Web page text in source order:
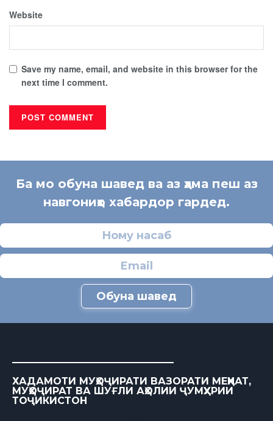
Website
Save my name, email, and website in this browser for the
next time I comment.
Ба мо обуна шавед ва аз ҳама пеш аз
навгониҳо хабардор гардед.
Обуна шавед
ХАДАМОТИ МУҲОҶИРАТИ ВАЗОРАТИ МЕҲНАТ,
МУҲОҶИРАТ ВА ШУҒЛИ АҲОЛИИ ҶУМҲУРИИ
ТОҶИКИСТОН